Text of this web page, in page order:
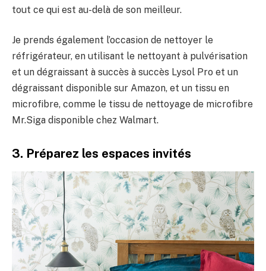
tout ce qui est au-delà de son meilleur.
Je prends également l’occasion de nettoyer le
réfrigérateur, en utilisant le nettoyant à pulvérisation
et un dégraissant à succès à succès Lysol Pro et un
dégraissant disponible sur Amazon, et un tissu en
microfibre, comme le tissu de nettoyage de microfibre
Mr.Siga disponible chez Walmart.
3. Préparez les espaces invités